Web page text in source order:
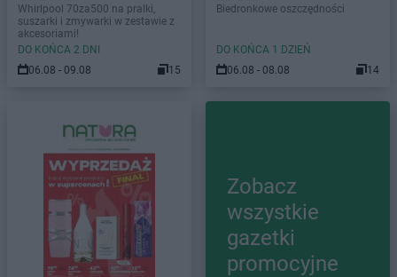
Whirlpool 70za500 na pralki,
suszarki i zmywarki w zestawie z
akcesoriami!
DO KOŃCA 2 DNI
06.08 - 09.08
15
Biedronkowe oszczędności
DO KOŃCA 1 DZIEŃ
06.08 - 08.08
14
Zobacz
wszystkie
gazetki
promocyjne